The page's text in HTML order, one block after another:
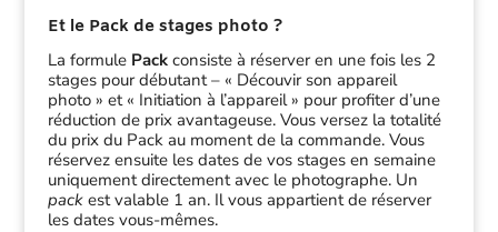
Et le Pack de stages photo ?
La formule Pack consiste à réserver en une fois les 2
stages pour débutant – « Découvir son appareil
photo » et « Initiation à l’appareil » pour profiter d’une
réduction de prix avantageuse. Vous versez la totalité
du prix du Pack au moment de la commande. Vous
réservez ensuite les dates de vos stages en semaine
uniquement directement avec le photographe. Un
packest valable 1 an. Il vous appartient de réserver
les dates vous-mêmes.